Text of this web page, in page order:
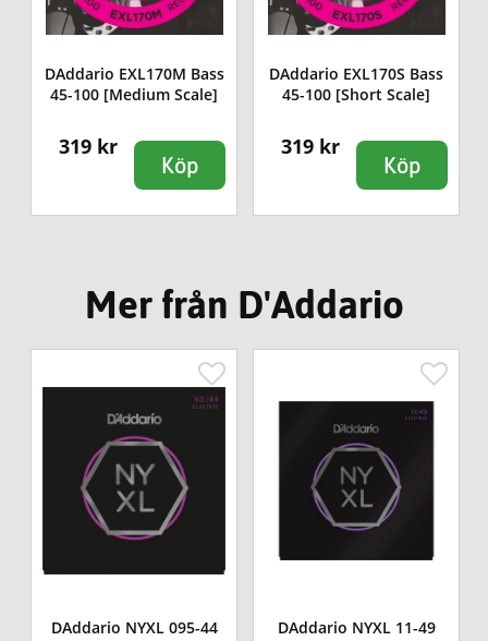
DAddario EXL170M Bass
45-100 [Medium Scale]
319 kr
Köp
DAddario EXL170S Bass
45-100 [Short Scale]
319 kr
Köp
Mer från D'Addario
DAddario NYXL 095-44 DAddario NYXL 11-49